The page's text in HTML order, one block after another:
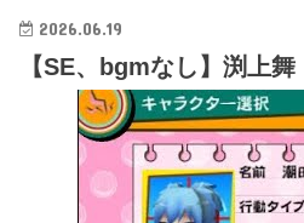
2026.06.19
【SE、bgmなし】渕上